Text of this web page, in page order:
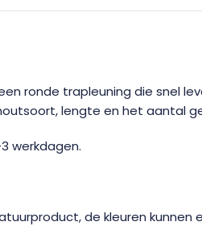
ronde trapleuning die snel
lengte en het aantal
werkdagen.
de kleuren kunnen